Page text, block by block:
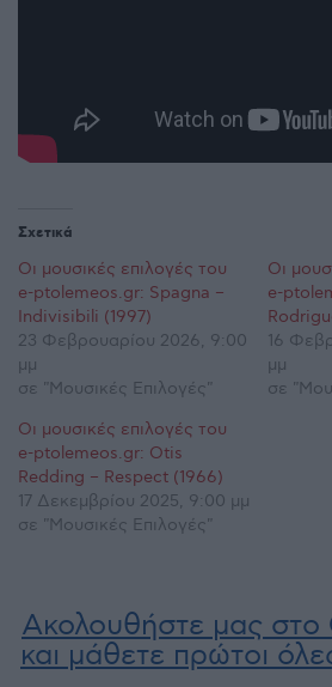
Σχετικά
Οι μουσικές επιλογές του
e-ptolemeos.gr: Spagna –
Indivisibili (1997)
23 Φεβρουαρίου 2026, 9:00
μμ
σε "Μουσικές Επιλογές"
Οι
e-
16
μμ
σε
Οι μουσικές επιλογές του
e-ptolemeos.gr: Otis
Redding – Respect (1966)
17 Δεκεμβρίου 2025, 9:00 μμ
σε "Μουσικές Επιλογές"
Ακολουθήστε μας στο
και μάθετε πρώτοι